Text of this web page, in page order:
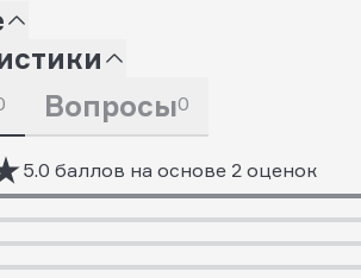
Вопросы0
5.0 баллов на основе 2 оценок